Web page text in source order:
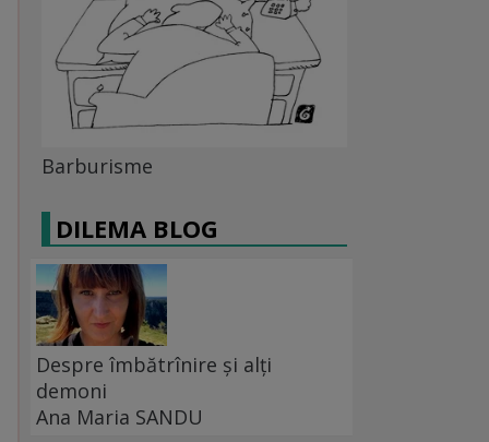
Barburisme
DILEMA BLOG
Despre îmbătrînire și alți
demoni
Ana Maria SANDU